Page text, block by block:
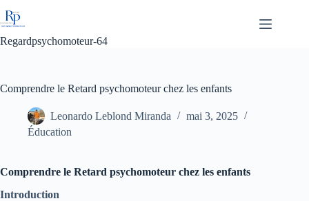
au
contenu
Regardpsychomoteur-64
Comprendre le Retard psychomoteur chez les enfants
Leonardo Leblond Miranda
mai 3, 2025
Éducation
Comprendre le Retard psychomoteur chez les enfants
Introduction